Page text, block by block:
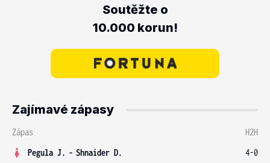
Soutěžte o
10.000 korun!
Zajímavé zápasy
Zápas
H2H
Pegula J. - Shnaider D.
4-0